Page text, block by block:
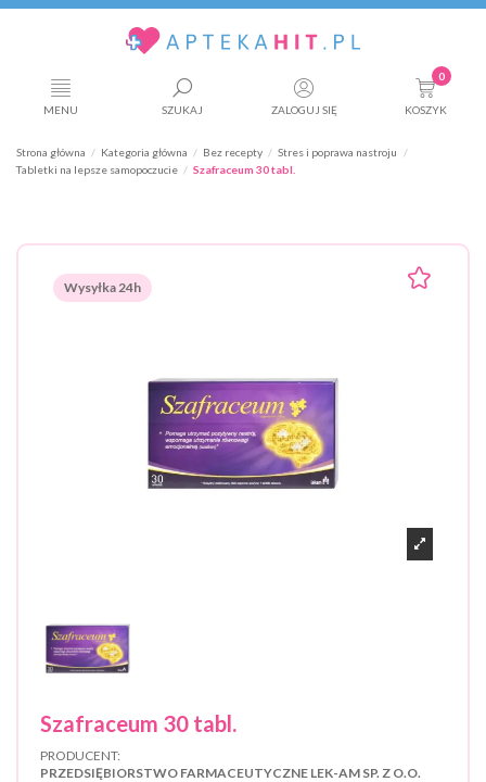
MENU SZUKAJ ZALOGUJ SIĘ
0
KOSZYK
Strona główna Kategoria główna Bez recepty
Stres i poprawa nastroju
Tabletki na lepsze samopoczucie
Szafraceum 30 tabl.
Wysyłka 24h
Szafraceum 30 tabl.
PRODUCENT:
PRZEDSIĘBIORSTWO FARMACEUTYCZNE LEK-AM SP. Z O.O.